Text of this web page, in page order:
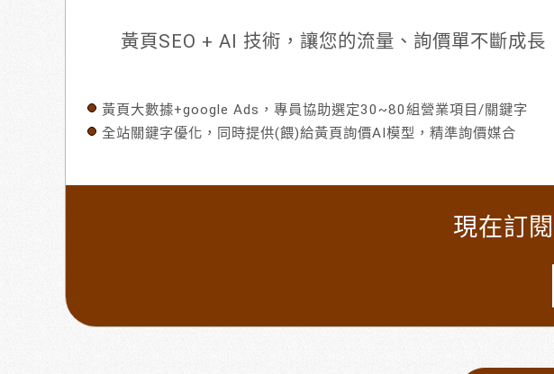
黃頁SEO + AI 技術，讓您的流量、詢價單不斷成長
黃頁大數據+google Ads，專員協助選定30~80組營業項目/關鍵字
全站關鍵字優化，同時提供(餵)給黃頁詢價AI模型，精準詢價媒合
現在訂